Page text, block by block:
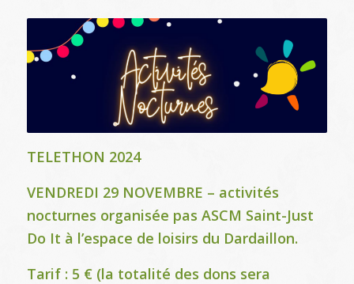
TELETHON 2024
VENDREDI 29 NOVEMBRE – activités
nocturnes organisée pas ASCM Saint-Just
Do It à l’espace de loisirs du Dardaillon.
Tarif : 5 € (la totalité des dons sera